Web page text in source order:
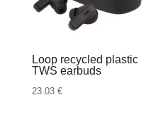
Loop recycled plastic
TWS earbuds
23.03 €